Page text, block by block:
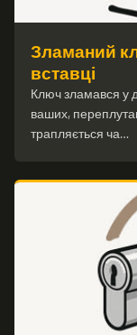
Зламаний
вставці
Ключ зламався у
ваших,
трапляється ча…